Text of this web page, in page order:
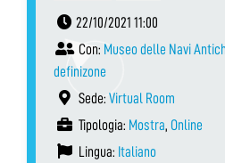
22/10/2021 11:00
Con: Museo delle Navi
definizone
Sede: Virtual Room
Tipologia: Mostra, Online
Lingua: Italiano